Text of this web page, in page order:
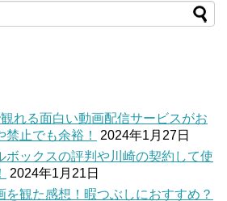
れる面白い動画配信サービスがお
止でも余裕！
2024年1月27日
ボックスの評判や川崎の契約して使
2024年1月21日
を観た感想！暇つぶしにおすすめ？